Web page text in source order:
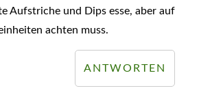
Aufstriche und Dips esse, aber auf
achten muss.
ANTWORTEN